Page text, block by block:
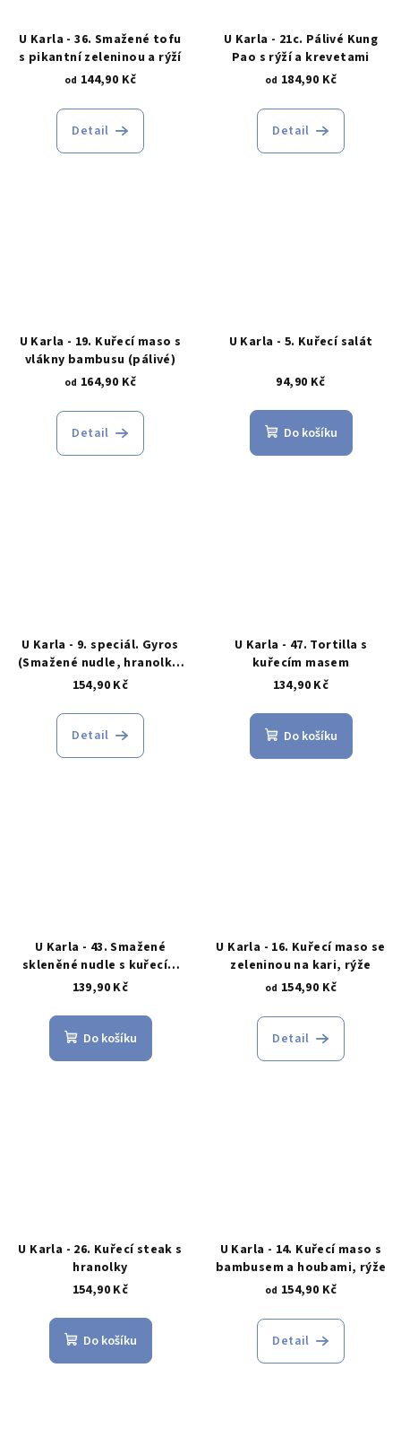
U Karla - 36. Smažené tofu
s pikantní zeleninou a rýží
od 144,90 Kč
Detail
U Karla - 21c. Pálivé Kung
Pao s rýží a krevetami
od 184,90 Kč
Detail
U Karla - 19. Kuřecí maso s
vlákny bambusu (pálivé)
od 164,90 Kč
Detail
U Karla - 5. Kuřecí salát
94,90 Kč
Do košíku
U Karla - 9. speciál. Gyros
(Smažené nudle, hranolky,
rýže) s gyrosem
154,90 Kč
Detail
U Karla - 47. Tortilla s
kuřecím masem
134,90 Kč
Do košíku
U Karla - 43. Smažené
skleněné nudle s kuřecím
masem
139,90 Kč
Do košíku
U Karla - 16. Kuřecí maso se
zeleninou na kari, rýže
od 154,90 Kč
Detail
U Karla - 26. Kuřecí steak s
hranolky
154,90 Kč
Do košíku
U Karla - 14. Kuřecí maso s
bambusem a houbami, rýže
od 154,90 Kč
Detail